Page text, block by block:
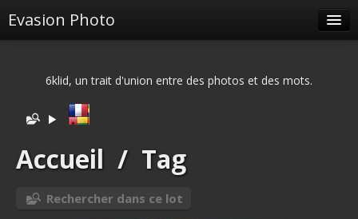
Evasion Photo
Tags liés
Spéciales
Menu
6klid, un trait d'union entre des photos et des mots.
Accueil / Tag
Rechercher dans ce lot